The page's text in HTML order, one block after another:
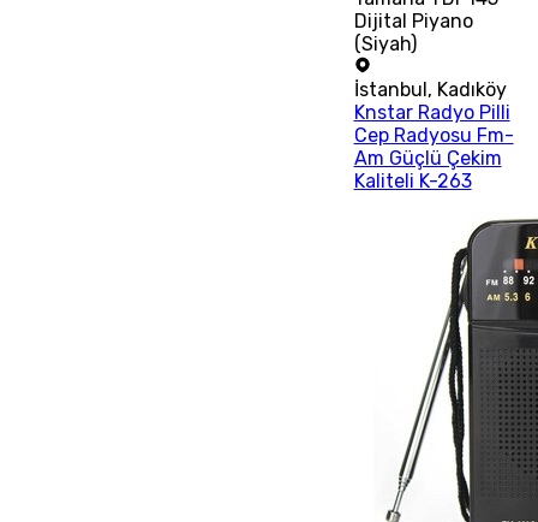
Dijital Piyano
(Siyah)
İstanbul , Kadıköy
Knstar Radyo Pilli
Cep Radyosu Fm-
Am Güçlü Çekim
Kaliteli K-263